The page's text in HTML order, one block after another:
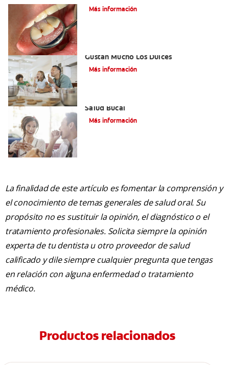
Más información
Gustan Mucho Los Dulces
Más información
Salud Bucal
Más información
La finalidad de este artículo es fomentar la comprensión y
el conocimiento de temas generales de salud oral. Su
propósito no es sustituir la opinión, el diagnóstico o el
tratamiento profesionales. Solicita siempre la opinión
experta de tu dentista u otro proveedor de salud
calificado y dile siempre cualquier pregunta que tengas
en relación con alguna enfermedad o tratamiento
médico.
Productos relacionados